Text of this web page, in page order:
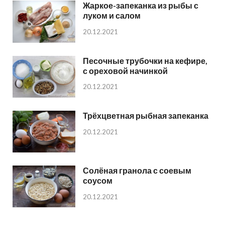
Жаркое-запеканка из рыбы с
луком и салом
20.12.2021
Песочные трубочки на кефире,
с ореховой начинкой
20.12.2021
Трёхцветная рыбная запеканка
20.12.2021
Солёная гранола с соевым
соусом
20.12.2021